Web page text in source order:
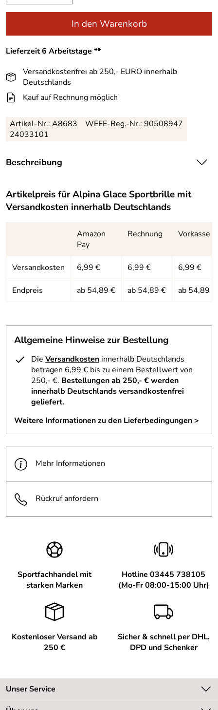
In den Warenkorb
Lieferzeit 6 Arbeitstage **
Versandkostenfrei ab 250,- EURO innerhalb
Deutschlands
Kauf auf Rechnung möglich
Artikel-Nr.: A8683
24033101
WEEE-Reg.-Nr.: 90508947
Beschreibung
Funktional, so wird die Glace Sportbrille von Alpina
charakterisiert. Der abnehmbare Blend- und Windschutz
bietet maximalen Schutz, vor allem gegen seitlich
Komponenten-Design, angenehmer Sitz und hoher
Tragekomfort hinsichtlich einer stabilen Brillenfassung mit
Infrarot-Strahlen.
Brillenscheiben aus bruchfestem
Sportbrille von Alpina auch für den Einsatz im Schnee
Hersteller: Alpina Sport + Optik-Vertriebs-GmbH,
sports.de
Artikelpreis fürAlpina Glace Sportbrille mit
Versandkosten innerhalb Deutschlands
Amazon
Pay
Rechnung Vorkasse
Versandkosten 6,99 € 6,99 € 6,99 €
Endpreis ab 54,89 € ab 54,89 € ab 54,89 €
Allgemeine Hinweise zur Bestellung
Die Versandkosten innerhalb Deutschlands
betragen 6,99 € bis zu einem Bestellwert von
250,- €. Bestellungen ab 250,- € werden
innerhalb Deutschlands versandkostenfrei
geliefert.
Weitere Informationen zu den Lieferbedingungen >
Mehr Informationen
Rückruf anfordern
Sportfachhandel mit
starken Marken
Hotline 03445 738105
(Mo-Fr 08:00-15:00 Uhr)
Kostenloser Versand ab
250 €
Sicher & schnell per DHL,
DPD und Schenker
Unser Service
Kontakt